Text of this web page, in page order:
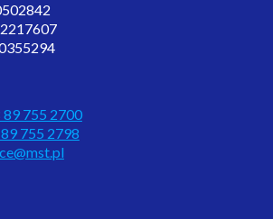
89 755 2700
755 2798